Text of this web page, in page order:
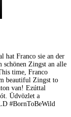
hat Franco sie an der
schönen Zingst an alle
time, Franco
beautiful Zingst to
van! Ezúttal
Üdvözlet a
#BornToBeWild